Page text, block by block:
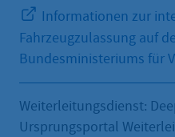
Informationen zur
Fahrzeugzulassung auf
Bundesministeriums für
Weiterleitungsdienst:
Ursprungsportal